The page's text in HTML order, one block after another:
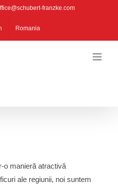
franzke.com
Romania
o manieră atractivă
ale regiunii, noi suntem